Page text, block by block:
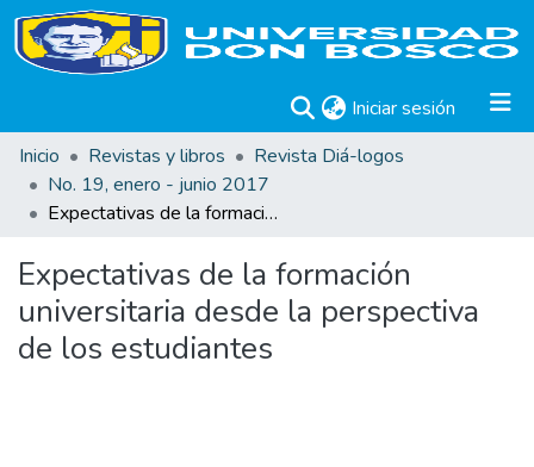
Iniciar sesión (current)
Inicio
Revistas y libros
Revista Diá-logos
No. 19, enero - junio 2017
Expectativas de la formación universitaria desde la perspectiva de los estudiantes
Expectativas de la formación
universitaria desde la perspectiva
de los estudiantes